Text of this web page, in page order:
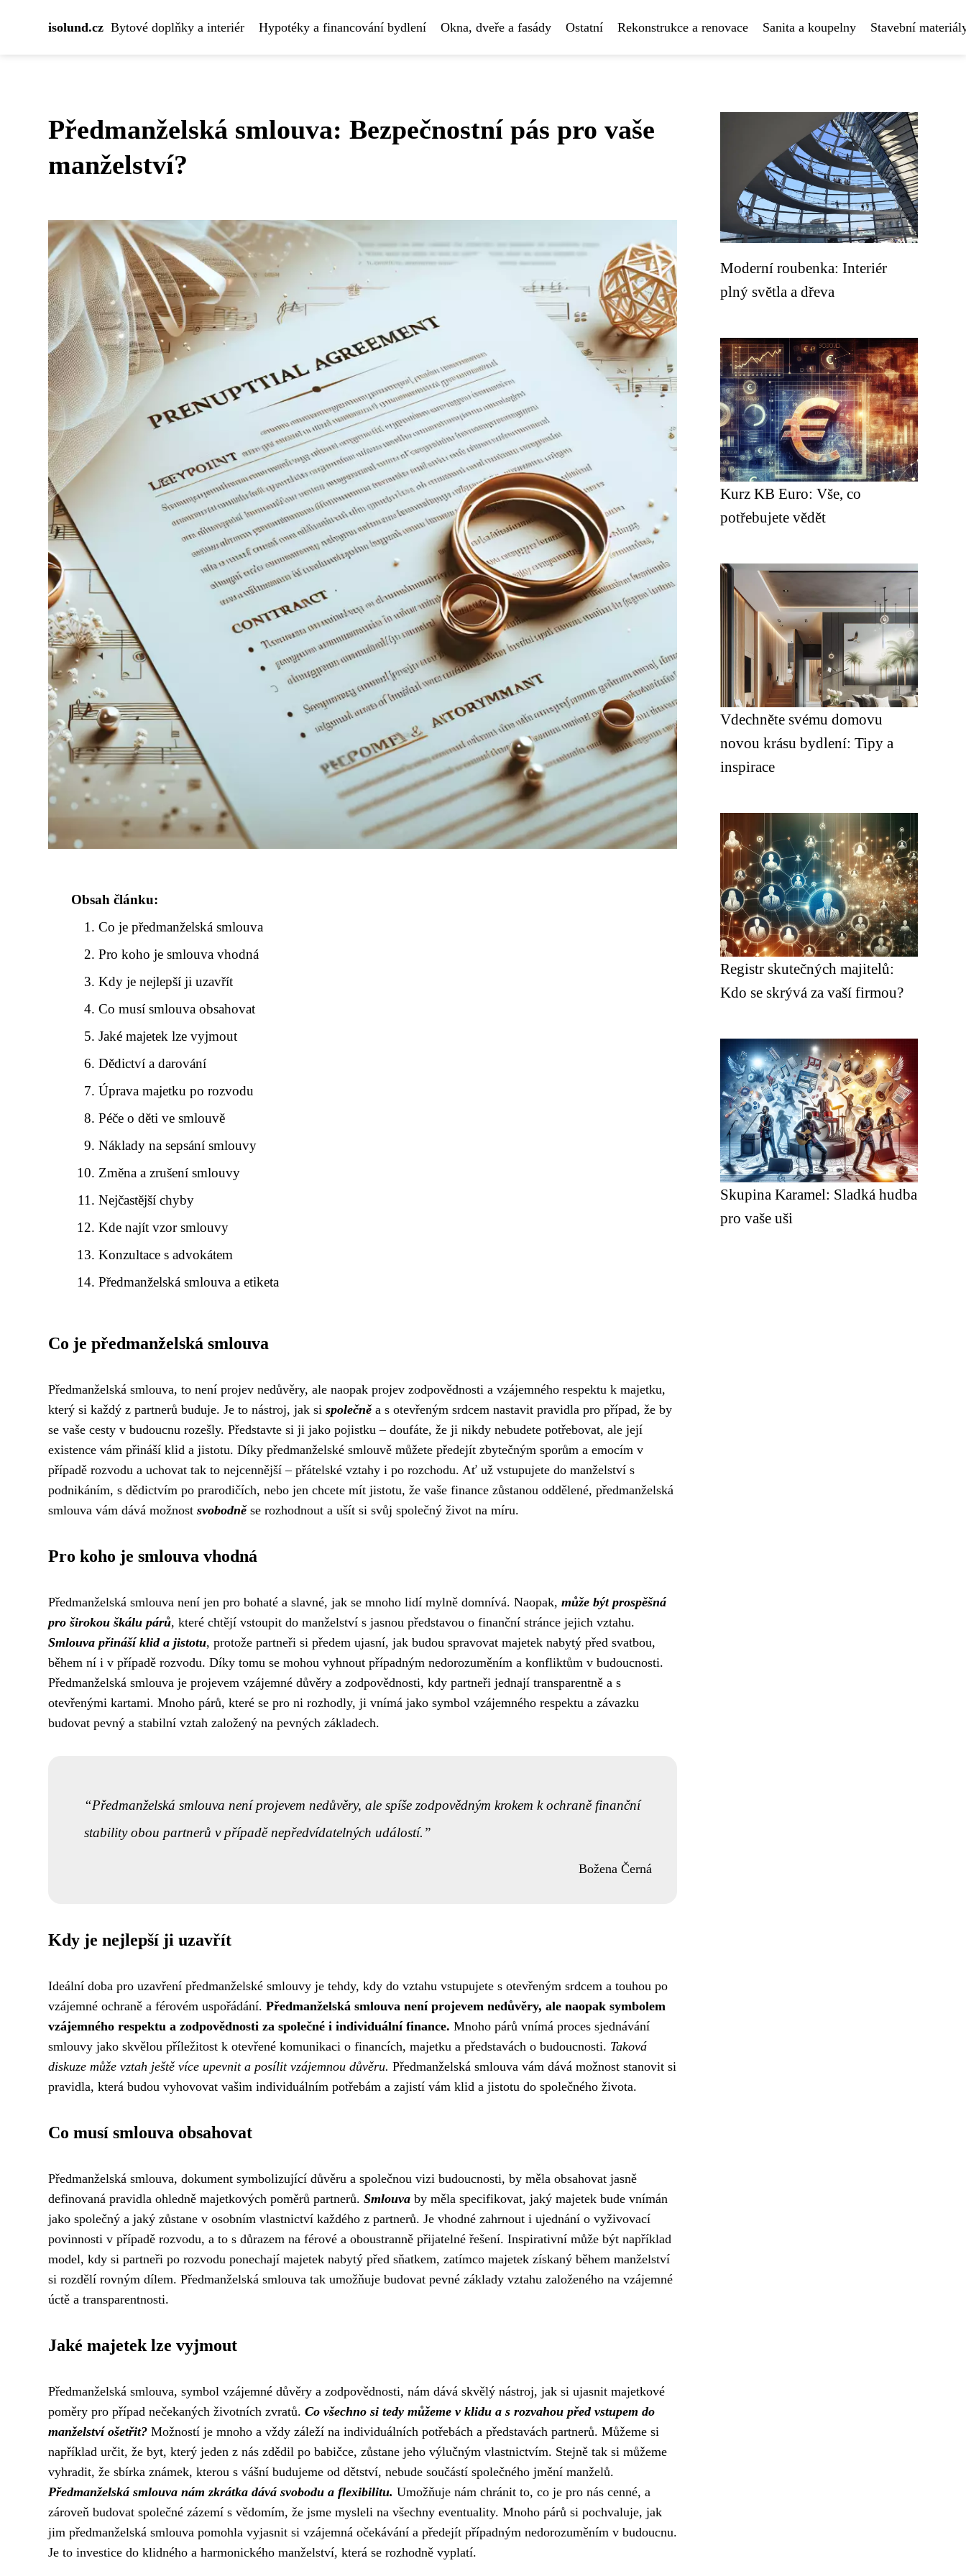
isolund.cz Bytové doplňky a interiér Hypotéky a financování bydlení Okna, dveře a fasády Ostatní Rekonstrukce a renovace Sanita a koupelny Stavební
Předmanželská smlouva: Bezpečnostní pás pro vaše
manželství?
Obsah článku:
Co je předmanželská smlouva
Pro koho je smlouva vhodná
Kdy je nejlepší ji uzavřít
Co musí smlouva obsahovat
Jaké majetek lze vyjmout
Dědictví a darování
Úprava majetku po rozvodu
Péče o děti ve smlouvě
Náklady na sepsání smlouvy
Změna a zrušení smlouvy
Nejčastější chyby
Kde najít vzor smlouvy
Konzultace s advokátem
Předmanželská smlouva a etiketa
Co je předmanželská smlouva
Předmanželská smlouva, to není projev nedůvěry, ale naopak projev zodpovědnosti a vzájemného respektu k majetku,
který si každý z partnerů buduje. Je to nástroj, jak si společněa s otevřeným srdcem nastavit pravidla pro případ, že by
se vaše cesty v budoucnu rozešly. Představte si ji jako pojistku – doufáte, že ji nikdy nebudete potřebovat, ale její
existence vám přináší klid a jistotu. Díky předmanželské smlouvě můžete předejít zbytečným sporům a emocím v
případě rozvodu a uchovat tak to nejcennější – přátelské vztahy i po rozchodu. Ať už vstupujete do manželství s
podnikáním, s dědictvím po prarodičích, nebo jen chcete mít jistotu, že vaše finance zůstanou oddělené, předmanželská
smlouva vám dává možnost svobodněse rozhodnout a ušít si svůj společný život na míru.
Pro koho je smlouva vhodná
Předmanželská smlouva není jen pro bohaté a slavné, jak se mnoho lidí mylně domnívá. Naopak, může být prospěšná
pro širokou škálu párů, které chtějí vstoupit do manželství s jasnou představou o finanční stránce jejich vztahu.
Smlouva přináší klid a jistotu, protože partneři si předem ujasní, jak budou spravovat majetek nabytý před svatbou,
během ní i v případě rozvodu. Díky tomu se mohou vyhnout případným nedorozuměním a konfliktům v budoucnosti.
Předmanželská smlouva je projevem vzájemné důvěry a zodpovědnosti, kdy partneři jednají transparentně a s
otevřenými kartami. Mnoho párů, které se pro ni rozhodly, ji vnímá jako symbol vzájemného respektu a závazku
budovat pevný a stabilní vztah založený na pevných základech.
Předmanželská smlouva není projevem nedůvěry, ale spíše zodpovědným krokem k ochraně finanční
stability obou partnerů v případě nepředvídatelných událostí.
Božena Černá
Kdy je nejlepší ji uzavřít
Ideální doba pro uzavření předmanželské smlouvy je tehdy, kdy do vztahu vstupujete s otevřeným srdcem a touhou po
vzájemné ochraně a férovém uspořádání. Předmanželská smlouva není projevem nedůvěry, ale naopak symbolem
vzájemného respektu a zodpovědnosti za společné i individuální finance. Mnoho párů vnímá proces sjednávání
smlouvy jako skvělou příležitost k otevřené komunikaci o financích, majetku a představách o budoucnosti. Taková
diskuze může vztah ještě více upevnit a posílit vzájemnou důvěru. Předmanželská smlouva vám dává možnost stanovit si
pravidla, která budou vyhovovat vašim individuálním potřebám a zajistí vám klid a jistotu do společného života.
Co musí smlouva obsahovat
Předmanželská smlouva, dokument symbolizující důvěru a společnou vizi budoucnosti, by měla obsahovat jasně
definovaná pravidla ohledně majetkových poměrů partnerů. Smlouva by měla specifikovat, jaký majetek bude vnímán
jako společný a jaký zůstane v osobním vlastnictví každého z partnerů. Je vhodné zahrnout i ujednání o vyživovací
povinnosti v případě rozvodu, a to s důrazem na férové a oboustranně přijatelné řešení. Inspirativní může být například
model, kdy si partneři po rozvodu ponechají majetek nabytý před sňatkem, zatímco majetek získaný během manželství
si rozdělí rovným dílem. Předmanželská smlouva tak umožňuje budovat pevné základy vztahu založeného na vzájemné
úctě a transparentnosti.
Jaké majetek lze vyjmout
Předmanželská smlouva, symbol vzájemné důvěry a zodpovědnosti, nám dává skvělý nástroj, jak si ujasnit majetkové
poměry pro případ nečekaných životních zvratů. Co všechno si tedy můžeme v klidu a s rozvahou před vstupem do
manželství ošetřit? Možností je mnoho a vždy záleží na individuálních potřebách a představách partnerů. Můžeme si
například určit, že byt, který jeden z nás zdědil po babičce, zůstane jeho výlučným vlastnictvím. Stejně tak si můžeme
vyhradit, že sbírka známek, kterou s vášní budujeme od dětství, nebude součástí společného jmění manželů.
Předmanželská smlouva nám zkrátka dává svobodu a flexibilitu. Umožňuje nám chránit to, co je pro nás cenné, a
zároveň budovat společné zázemí s vědomím, že jsme mysleli na všechny eventuality. Mnoho párů si pochvaluje, jak
jim předmanželská smlouva pomohla vyjasnit si vzájemná očekávání a předejít případným nedorozuměním v budoucnu.
Je to investice do klidného a harmonického manželství, která se rozhodně vyplatí.
Moderní roubenka: Interiér
plný světla a dřeva
Kurz KB Euro: Vše, co
potřebujete vědět
Vdechněte svému domovu
novou krásu bydlení: Tipy a
inspirace
Registr skutečných majitelů:
Kdo se skrývá za vaší firmou?
Skupina Karamel: Sladká hudba
pro vaše uši